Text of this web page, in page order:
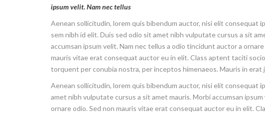
ipsum velit. Nam nec tellus
Aenean sollicitudin, lorem quis bibendum auctor, nisi elit consequat
sem nibh id elit. Duis sed odio sit amet nibh vulputate cursus a sit
accumsan ipsum velit. Nam nec tellus a odio tincidunt auctor a ornare
mauris vitae erat consequat auctor eu in elit. Class aptent taciti
torquent per conubia nostra, per inceptos himenaeos. Mauris in erat
Aenean sollicitudin, lorem quis bibendum auctor, nisi elit consequat
amet nibh vulputate cursus a sit amet mauris. Morbi accumsan
ornare odio. Sed non mauris vitae erat consequat auctor eu in elit.